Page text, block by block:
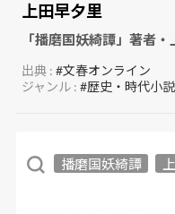
上田早夕里
「播磨国妖綺譚」著者
出典 :#文春オンライン
ジャンル :#歴史・時代小説
播磨国妖綺譚